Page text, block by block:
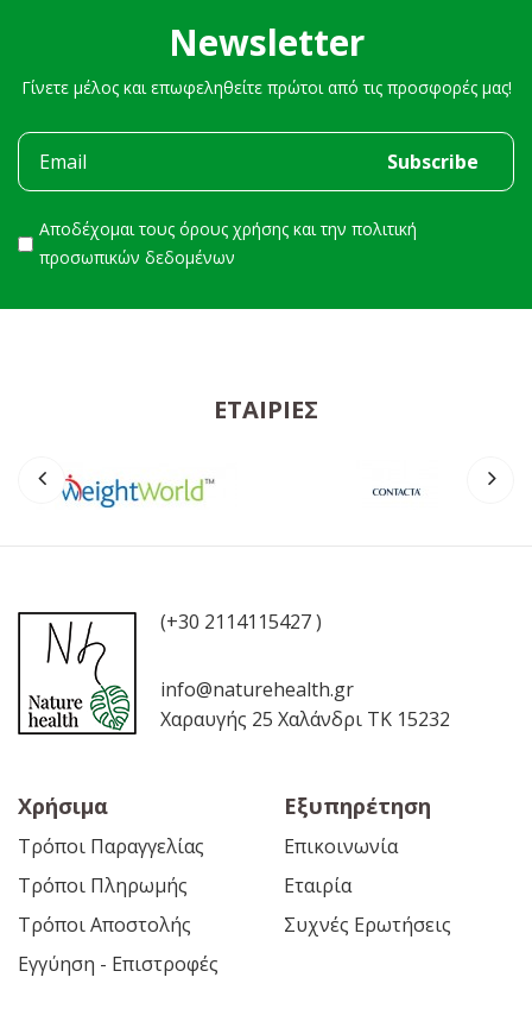
Newsletter
Γίνετε μέλος και επωφεληθείτε πρώτοι από τις προσφορές μας!
Αποδέχομαι τους όρους χρήσης και την πολιτική
προσωπικών δεδομένων
ΕΤΑΙΡΊΕΣ
(+30 2114115427 )
info@naturehealth.gr
Χαραυγής 25 Χαλάνδρι ΤΚ 15232
Χρήσιμα
Τρόποι Παραγγελίας
Τρόποι Πληρωμής
Τρόποι Αποστολής
Εγγύηση - Επιστροφές
Εξυπηρέτηση
Επικοινωνία
Εταιρία
Συχνές Ερωτήσεις